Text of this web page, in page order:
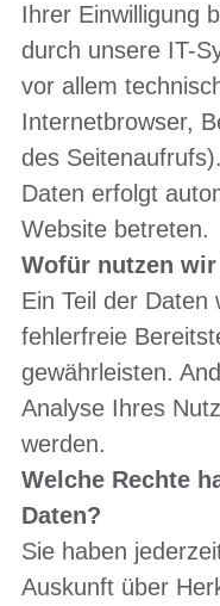
Ihrer Einwilligung
durch unsere IT-
vor allem
Internetbrowser,
des
Daten erfolgt
Website betreten.
Wofür nutzen
Ein Teil der Daten
fehlerfreie
gewährleisten.
Analyse Ihres
werden.
Welche Rechte
Daten?
Sie haben
Auskunft über